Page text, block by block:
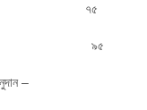
১১১ ৭৫
৯৩ ৯৫
–